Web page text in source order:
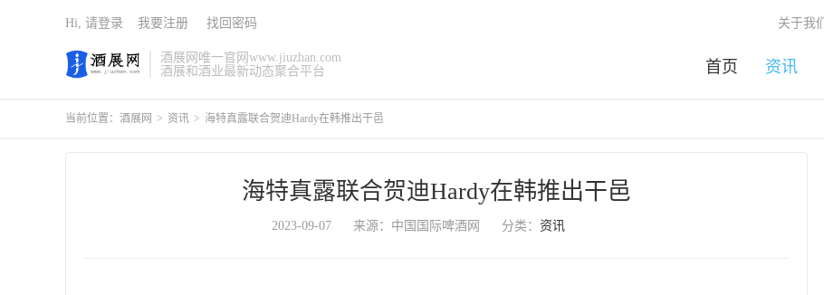
酒展网唯一官网www.jiuzhan.com
酒展和酒业最新动态聚合平台
首页 资讯
关于我们
Hi, 请登录 我要注册 找回密码
当前位置： 酒展网 > 资讯 > 海特真露联合贺迪Hardy在韩推出干邑
海特真露联合贺迪Hardy在韩推出干邑
2023-09-07 来源：中国国际啤酒网 分类： 资讯